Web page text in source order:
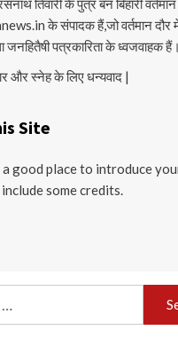
तिवारी के पुत्र बन बिहारी
के संपादक हैं,जो वर्तमान दौर
जनहितैषी पत्रकारिता के ध्वजवाहक हैं।
और स्नेह के लिए धन्यवाद |
Site
a good place to introduce
some credits.